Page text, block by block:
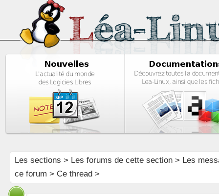
Les sections > Les forums de cette section> Les
ce forum > Ce thread >